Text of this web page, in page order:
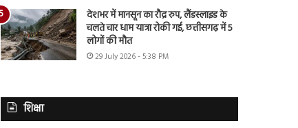
देशभर में मानसून का रौद्र रुप, लैंडस्लाइड के
चलते चार धाम यात्रा रोकी गई, छत्तीसगढ़ में 5
लोगों की मौत
29 July 2026 - 5:38 PM
शिक्षा